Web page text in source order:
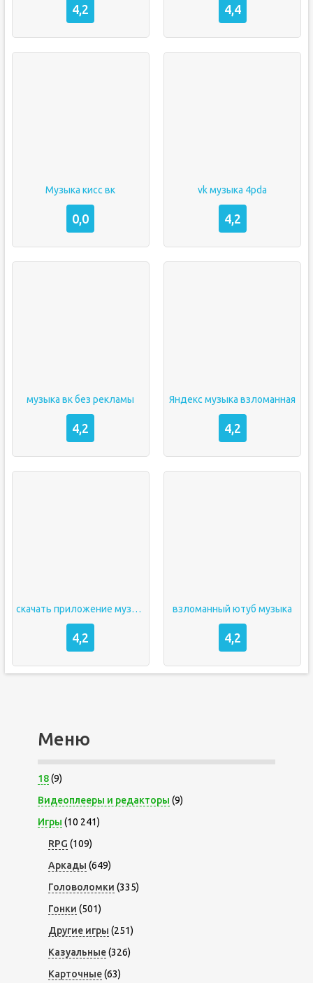
4,2 4,4
Музыка кисс вк
0,0
vk музыка 4pda
4,2
музыка вк без рекламы
4,2
Яндекс музыка взломанная
4,2
скачать приложение музыка вк
4,2
взломанный ютуб музыка
4,2
Меню
18(9)
Видеоплееры и редакторы (9)
Игры (10 241)
RPG (109)
Аркады (649)
Головоломки (335)
Гонки (501)
Другие игры (251)
Казуальные(326)
Карточные(63)